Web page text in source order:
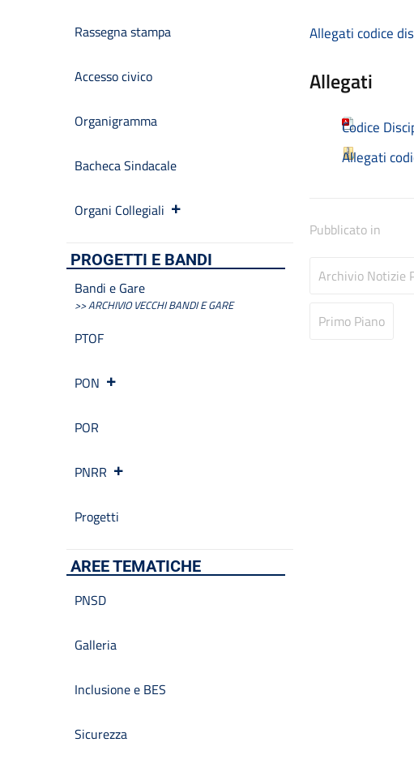
Allegati codice
Allegati
Codice
Allegati
Pubblicato in
Archivio Notizie
Primo Piano
Rassegna stampa
Accesso civico
Organigramma
Bacheca Sindacale
Organi Collegiali
PROGETTI E BANDI
Bandi e Gare
>> ARCHIVIO VECCHI BANDI E GARE
PTOF
PON
POR
PNRR
Progetti
AREE TEMATICHE
PNSD
Galleria
Inclusione e BES
Sicurezza